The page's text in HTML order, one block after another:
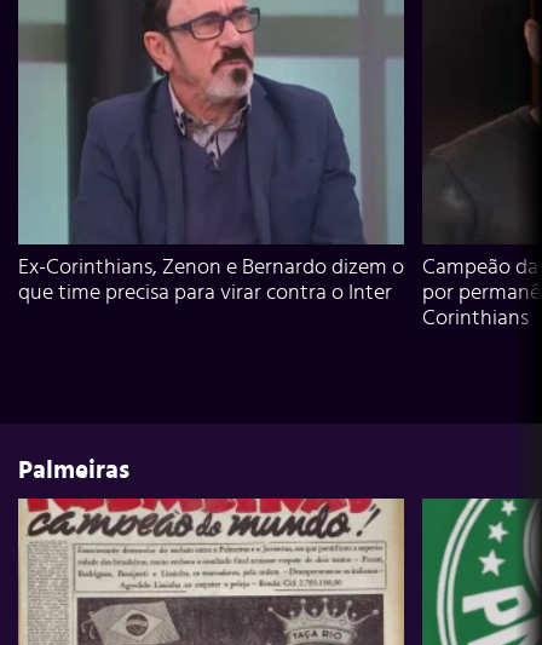
Ex-Corinthians, Zenon e Bernardo dizem o
que time precisa para virar contra o Inter
Campeão
por
Corinthians
Palmeiras